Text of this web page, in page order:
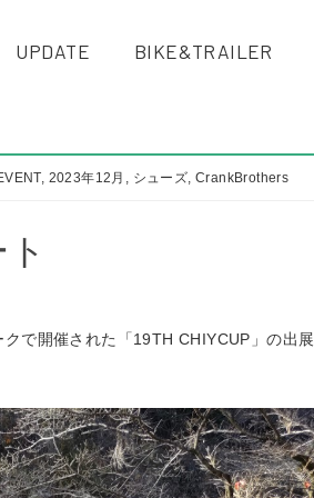
UPDATE BIKE&TRAILER
, 2023年12月 , シューズ, CrankBrothers
で開催された「19TH CHIYCUP」の出展